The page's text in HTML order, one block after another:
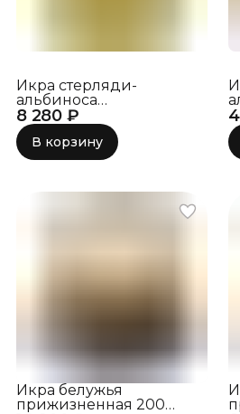
8 280 ₽
Икра стерляди-
альбиноса
прижизненная 100
грамм
В корзину
Икра белужья
прижизненная 200